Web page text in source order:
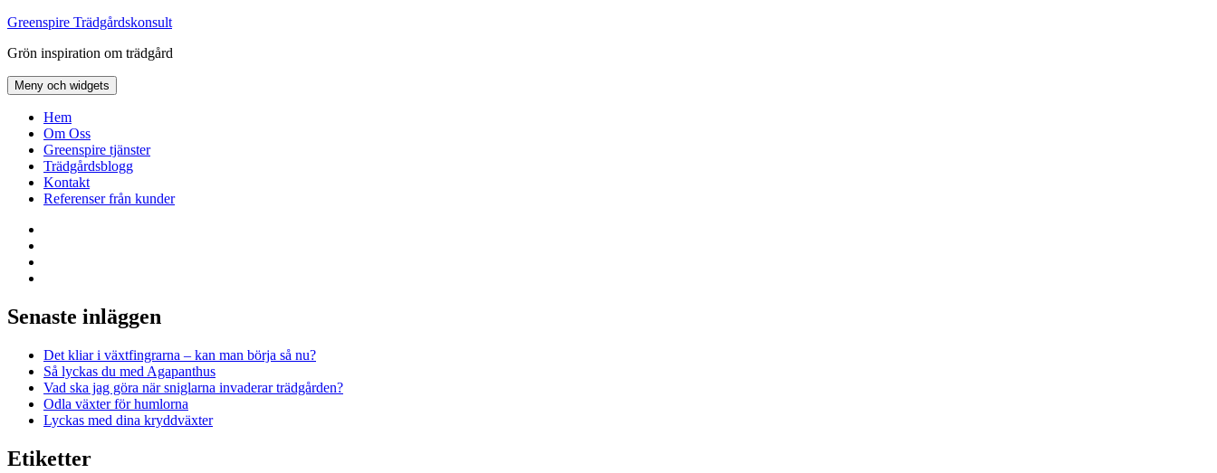
Hoppa
innehåll
Greenspire Trädgårdskonsult
Grön inspiration om trädgård
Meny och widgets
Hem
Om Oss
Greenspire tjänster
Trädgårdsblogg
Kontakt
Referenser från kunder
Senaste inläggen
Det kliar i växtfingrarna – kan man börja så nu?
Så lyckas du med Agapanthus
Vad ska jag göra när sniglarna invaderar trädgården?
Odla växter för humlorna
Lyckas med dina kryddväxter
Etiketter